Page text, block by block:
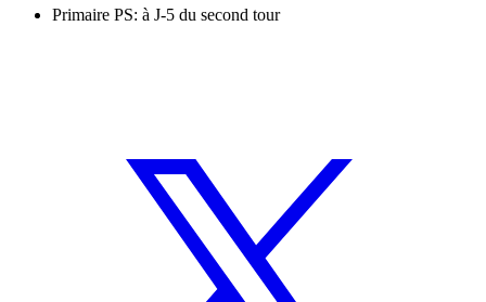
Primaire PS: à J-5 du second tour